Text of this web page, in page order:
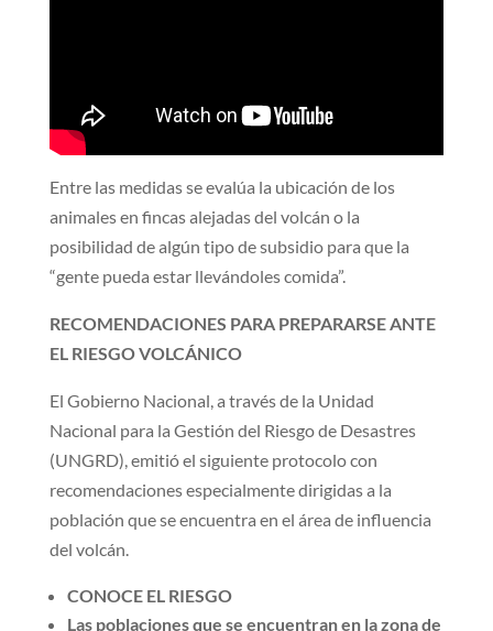
Entre las medidas se evalúa la ubicación de los
animales en fincas alejadas del volcán o la
posibilidad de algún tipo de subsidio para que la
“gente pueda estar llevándoles comida”.
RECOMENDACIONES PARA PREPARARSE ANTE
EL RIESGO VOLCÁNICO
El Gobierno Nacional, a través de la Unidad
Nacional para la Gestión del Riesgo de Desastres
(UNGRD), emitió el siguiente protocolo con
recomendaciones especialmente dirigidas a la
población que se encuentra en el área de influencia
del volcán.
CONOCE EL RIESGO​
Las poblaciones que se encuentran en la zona de